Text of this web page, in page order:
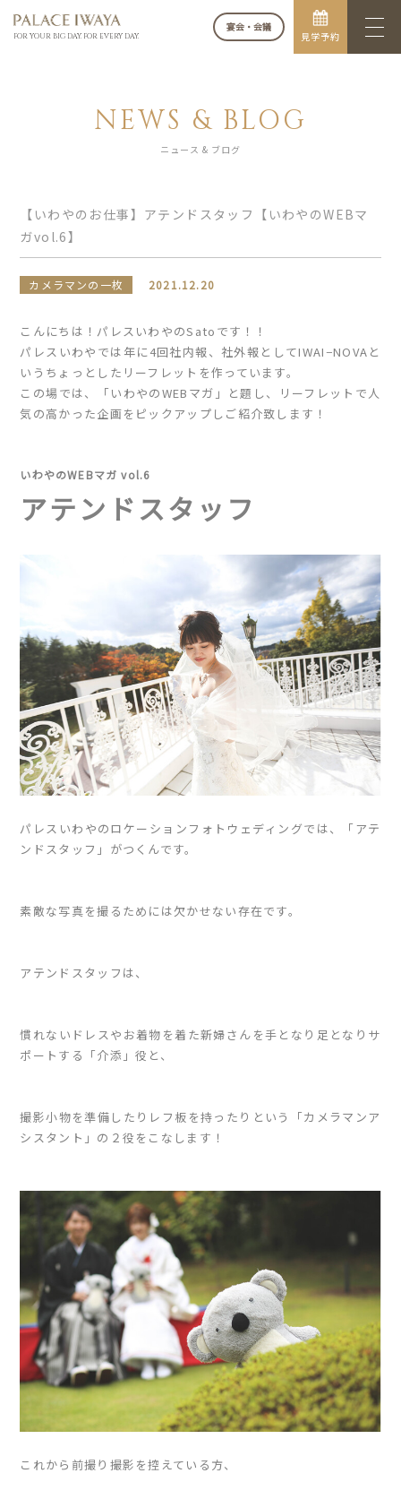
FOR YOUR BIG DAY. FOR EVERY DAY.
宴会・会議
見学予約
NEWS & BLOG
ニュース & ブログ
【いわやのお仕事】アテンドスタッフ【いわやのWEBマ
ガvol.6】
カメラマンの一枚 2021.12.20
こんにちは！パレスいわやのSatoです！！
パレスいわやでは年に4回社内報、社外報としてIWAI−NOVAと
いうちょっとしたリーフレットを作っています。
この場では、「いわやのWEBマガ」と題し、リーフレットで人
気の高かった企画をピックアップしご紹介致します！
いわやのWEBマガ vol.6
アテンドスタッフ
パレスいわやのロケーションフォトウェディングでは、「アテ
ンドスタッフ」がつくんです。
素敵な写真を撮るためには欠かせない存在です。
アテンドスタッフは、
慣れないドレスやお着物を着た新婦さんを手となり足となりサ
ポートする「介添」役と、
撮影小物を準備したりレフ板を持ったりという「カメラマンア
シスタント」の２役をこなします！
これから前撮り撮影を控えている方、